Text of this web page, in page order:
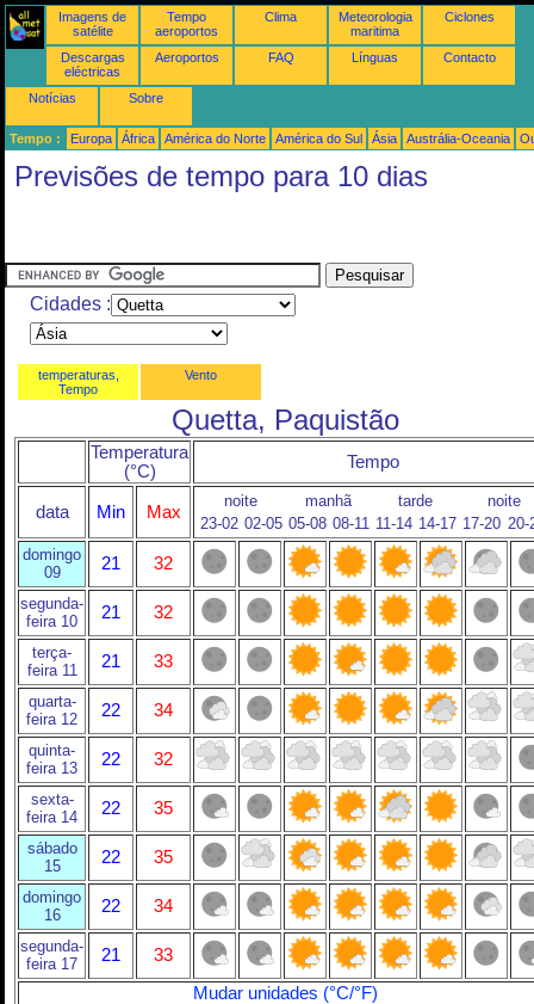
Imagens de
satélite
Tempo
aeroportos
Clima
Meteorologia
maritima
Ciclones
Descargas
eléctricas
Aeroportos FAQ Línguas Contacto
Notícias Sobre
Tempo : Europa África América do Norte América do Sul Ásia Austrália-Oceania
Previsões de tempo para 10 dias
Cidades :
temperaturas,
Tempo
Vento
Quetta, Paquistão
Temperatura
(°C)
Tempo
data Min Max
noite manhã tarde
noite
23-02 02-05 05-08 08-11 11-14 14-17 17-20 20-
domingo
09
21 32
segunda-
feira 10
21 32
terça-
feira 11
21 33
quarta-
feira 12
22 34
quinta-
feira 13
22 32
sexta-
feira 14
22 35
sábado
15
22 35
domingo
16
22 34
segunda-
feira 17
21
33
Mudar unidades (°C/°F)